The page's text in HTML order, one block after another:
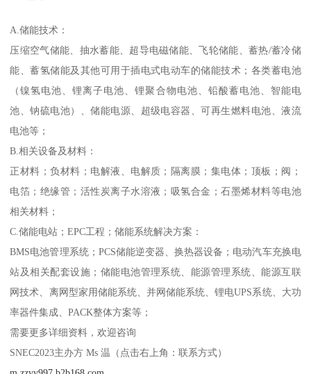
A.储能技术：
压缩空气储能、抽水蓄能、超导电磁储能、飞轮储能、蓄热/蓄冷储
能、蓄氢储能及其他可用于插电式电动车的储能技术；各类蓄电池
（镍氢电池、锂离子电池、锂聚合物电池、铅酸蓄电池、智能电
池、钠硫电池）、储能电源、超级电容器、可再生燃料电池、液流
电池等；
B.相关设备及材料：
正材料；负材料；电解液、电解质；隔离膜；集电体；顶板；阀；
电箔；绝缘管；活性炭离子水溶液；吸氢合金；石墨烯材料等电池
相关材料；
C.储能电站；EPC工程；储能系统解决方案：
BMS电池管理系统；PCS储能逆变器、换热器设备；电动汽车充换电
站及相关配套设施；储能电池管理系统、能源管理系统、能源互联
网技术、离网型家用储能系统、并网储能系统、锂电UPS系统、大功
率器件集成、PACK整体方案等；
需要更多详细资料，欢迎咨询
SNEC2023主办方 Ms 温（点击右上角：联系方式）